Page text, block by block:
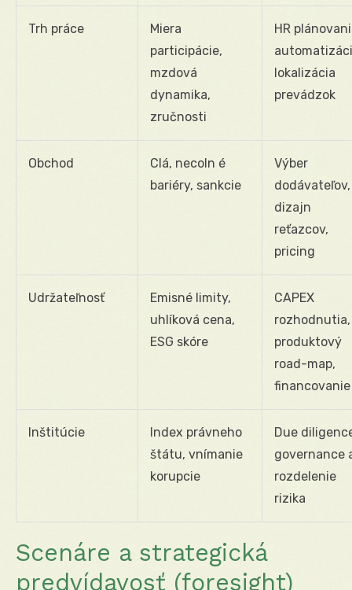
Trh práce
Miera
participácie,
mzdová
dynamika,
zručnosti
HR
lokalizácia
prevádzok
Obchod
Clá, necoln é
bariéry, sankcie
Výber
dodávateľov,
dizajn
reťazcov,
pricing
Udržateľnosť
Emisné limity,
uhlíková cena,
ESG skóre
CAPEX
rozhodnutia,
produktový
road-map,
financovanie
Inštitúcie
Index právneho
štátu, vnímanie
korupcie
Due
governance
rozdelenie
rizika
Scenáre a strategická
predvídavosť (foresight)